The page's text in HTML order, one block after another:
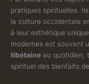
pratiques spirituelles.
la culture occidentale
à leur esthétique
modernes est souvent
tibétaine au quotidien,
spirituel des bienfaits